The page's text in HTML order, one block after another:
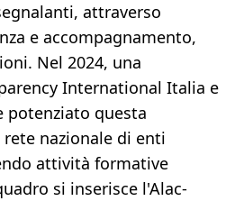
attraverso
e accompagnamento,
Nel 2024, una
International Italia e
potenziato questa
nazionale di enti
attività formative
si inserisce l'Alac-